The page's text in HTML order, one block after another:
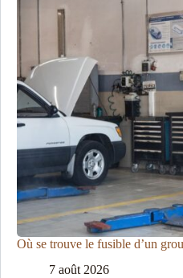
Où se trouve le fusible d’un
7 août 2026